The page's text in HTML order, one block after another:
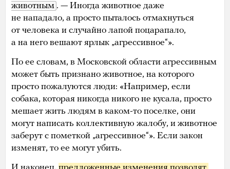
животным . — Иногда животное даже
не нападало, а просто пыталось отмахнуться
от человека и случайно лапой поцарапало,
а на него вешают ярлык „агрессивное“».
По ее словам, в Московской области агрессивным
может быть признано животное, на которого
просто пожалуются люди: «Например, если
собака, которая никогда никого не кусала, просто
мешает жить людям в каком-то поселке, они
могут написать коллективную жалобу, и животное
заберут с пометкой „агрессивное“». Если закон
изменят, то ее могут убить.